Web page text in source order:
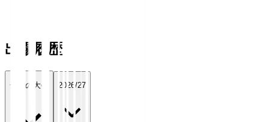
出場履歴
全ての大会 2026/27